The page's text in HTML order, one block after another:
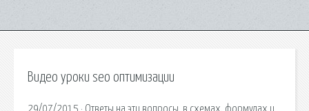
Видео уроки seo оптимизации
29/07/2015 · Ответы на эти вопросы, в схемах, формулах и